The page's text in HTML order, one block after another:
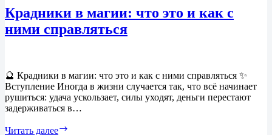
Крадники в магии: что это и как с
ними справляться
🔮 Крадники в магии: что это и как с ними справляться ✨
Вступление Иногда в жизни случается так, что всё начинает
рушиться: удача ускользает, силы уходят, деньги перестают
задерживаться в…
Читать далее